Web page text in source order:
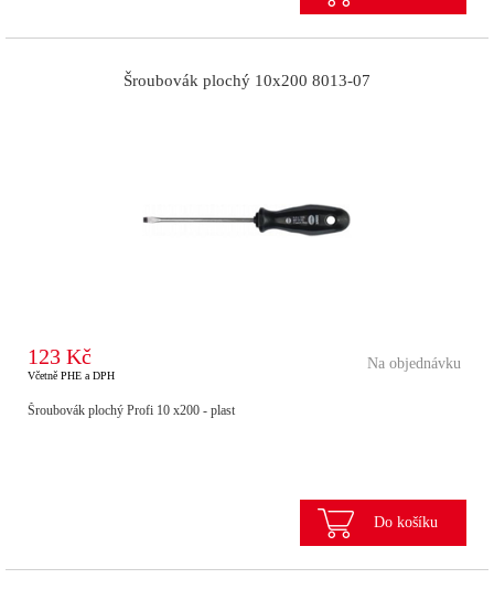
Šroubovák plochý 10x200 8013-07
123 Kč
Včetně PHE a DPH
Na objednávku
Šroubovák plochý Profi 10 x200 - plast
Do košíku